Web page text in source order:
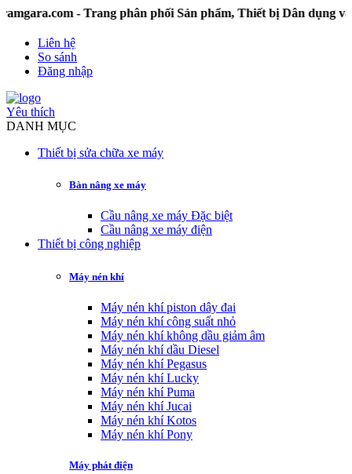
- Trang phân phối Sản phẩm, Thiết bị Dân dụng và Công
Liên hệ
So sánh
Đăng nhập
Yêu thích
DANH MỤC
Thiết bị sửa chữa xe máy
Bàn nâng xe máy
Cầu nâng xe máy Đặc biệt
Cầu nâng xe máy điện
Thiết bị công nghiệp
Máy nén khí
Máy nén khí piston dây đai
Máy nén khí công suất nhỏ
Máy nén khí không dầu giảm âm
Máy nén khí dầu Diesel
Máy nén khí Pegasus
Máy nén khí Lucky
Máy nén khí Puma
Máy nén khí Jucai
Máy nén khí Kotos
Máy nén khí Pony
Máy phát điện